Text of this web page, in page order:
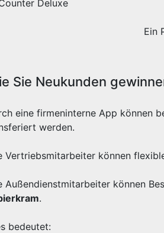
Ein
Sie Neukunden
eine firmeninterne App können
werden.
Vertriebsmitarbeiter können
Außendienstmitarbeiter können
.
bedeutet: